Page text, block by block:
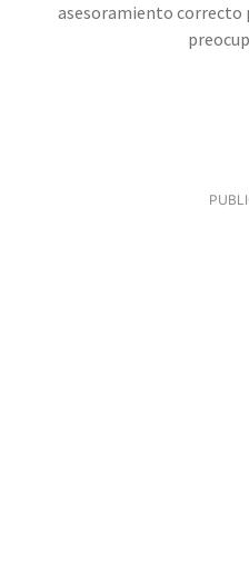
asesoramiento correcto